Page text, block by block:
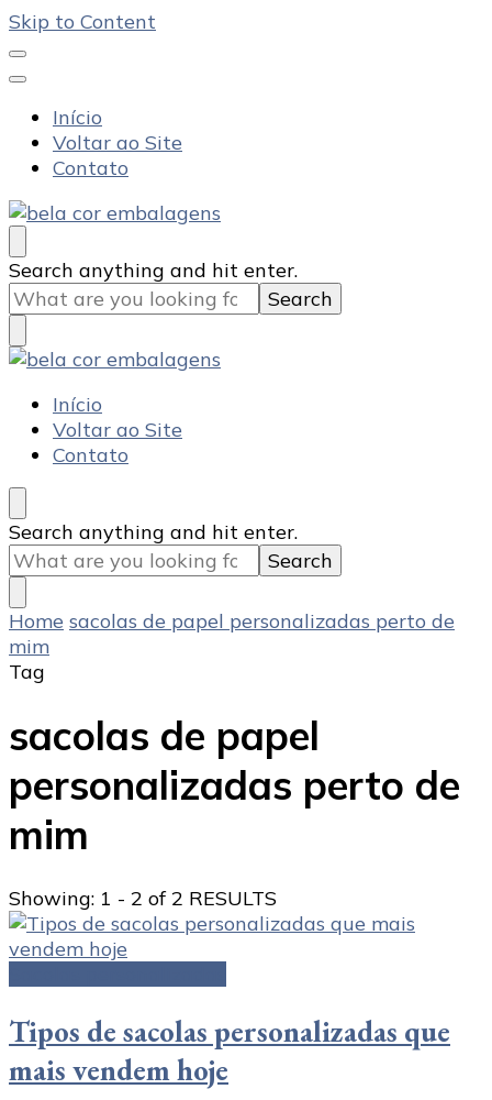
Skip to Content
Início
Voltar ao Site
Contato
Bela Cor Embalagens
Blog
Looking
for
Something?
Search anything and hit enter.
Bela Cor Embalagens
Blog
Início
Voltar ao Site
Contato
Looking
for
Something?
Search anything and hit enter.
Home sacolas de papel personalizadas perto de
mim
Tag
sacolas de papel
personalizadas perto de
mim
Showing: 1 - 2 of 2 RESULTS
Tipos de sacolas personalizadas que
mais vendem hoje